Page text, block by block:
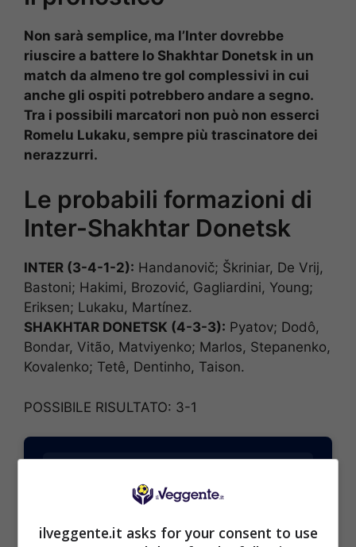
Non sarà semplice, ma l’Inter dovrebbe
riuscire a battere lo Shakhtar Donetsk in un
match da almeno tre gol complessivi in cui
anche gli ospiti potrebbero andare a segno.
Tra i possibili marcatori non può non esserci
Romelu Lukaku, sempre più trascinatore dei
nerazzurri.
Le probabili formazioni di
Inter-Shakhtar Donetsk
INTER (3-4-1-2): Handanovič; Škriniar, De Vrij,
Bastoni; Hakimi, Brozović, Gagliardini, Young;
Eriksen; Lukaku, Martínez.
SHAKHTAR DONETSK (4-3-3): Pyatov; Dodô,
Bondar, Vitão, Matviyenko; Marlos, Stepanenko,
Kovalenko; Tetê, Dentinho, Taison.
POSSIBILE RISULTATO: 3-1
Bonus 50€ SENZA deposito + fino a 50€ di
ilveggente.it asks for your consent to use